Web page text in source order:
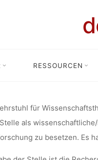
RESSOURCEN
r Mitarbeiter/in für
für
als
zu besetzen. Es